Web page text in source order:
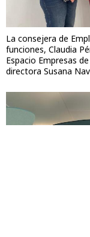
La consejera de
funciones, Claudia
Espacio Empresas
directora Susana